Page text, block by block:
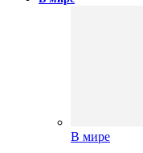
В мире